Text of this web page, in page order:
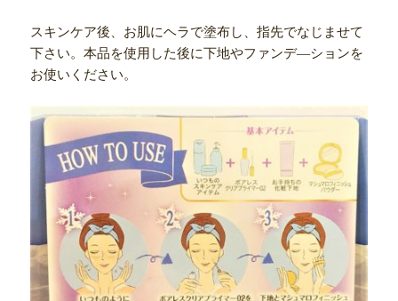
スキンケア後、お肌にヘラで塗布し、指先でなじませて
下さい。本品を使用した後に下地やファンデ―ションを
お使いください。